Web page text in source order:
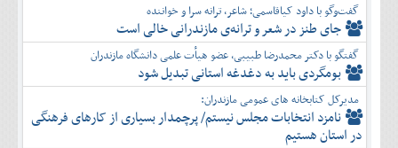
گفت‌وگو با داود کیاقاسمی؛ شاعر، ترانه سرا و خواننده
جای طنز در شعر و ترانه‌ی مازندرانی خالی است
گفتگو با دکتر محمدرضا طبیبی، عضو هیأت علمی دانشگاه مازندران
بومگردی باید به دغدغه استانی تبدیل شود
مدیرکل کتابخانه های عمومی مازندران:
نامزد انتخابات مجلس نیستم/ پرچمدار بسیاری از کارهای فرهنگی
در استان هستیم